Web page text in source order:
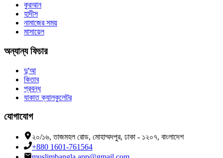
কুরআন
হাদীস
নামাজের সময়
মাসায়েল
অন্যান্য ফিচার
দু'আ
কিতাব
প্রবন্ধ
যাকাত ক্যালকুলেটর
যোগাযোগ
২০/১৬, তাজমহল রোড, মোহাম্মদপুর, ঢাকা - ১২০৭, বাংলাদেশ
+880 1601-761564